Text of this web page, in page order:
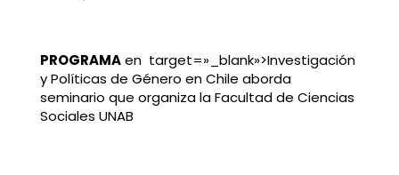
PROGRAMAen target=»_blank»>Investigación
y Políticas de Género en Chile aborda
seminario que organiza la Facultad de Ciencias
Sociales UNAB